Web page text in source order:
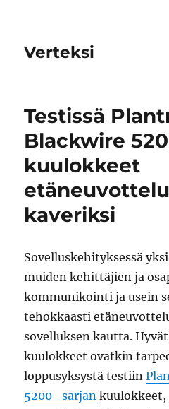
Verteksi
Testissä
Blackwire
kuulokkeet
kaveriksi
Sovelluskehityksessä
muiden kehittäjien ja
kommunikointi ja usein
tehokkaasti
sovelluksen kautta.
kuulokkeet ovatkin
loppusyksystä testiin
5200 -sarjan kuulokkeet,